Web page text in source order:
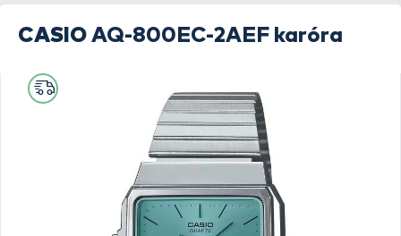
CASIO AQ-800EC-2AEF karóra